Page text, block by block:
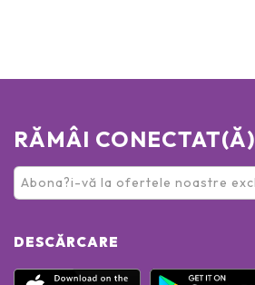
RĂMÂI CONECTAT(Ă)
DESCĂRCARE